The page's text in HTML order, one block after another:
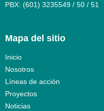
PBX: (601) 3235549 / 50 / 51
Mapa del sitio
Inicio
Nosotros
Líneas de acción
Proyectos
Noticias